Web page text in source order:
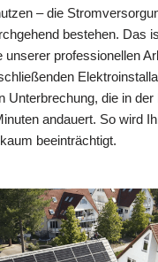
– die
bestehen. Das
unserer professionellen
Unterbrechung, die in der
andauert. So wird
beeinträchtigt.